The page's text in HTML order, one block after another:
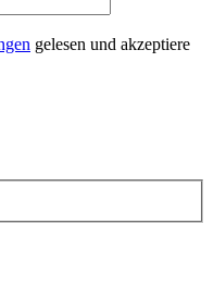
gelesen und akzeptiere